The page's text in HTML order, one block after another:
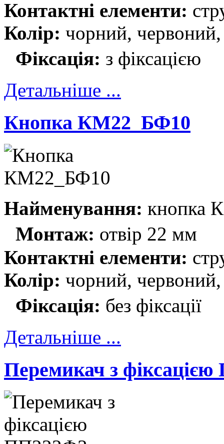
Контактні елементи:
Колір: чорний,
Фіксація: з фіксацією
Детальніше ...
Кнопка КМ22_БФ10
Найменування: кнопка
Монтаж: отвір 22 мм
Контактні елементи:
Колір: чорний,
Фіксація: без фіксації
Детальніше ...
Перемикач з